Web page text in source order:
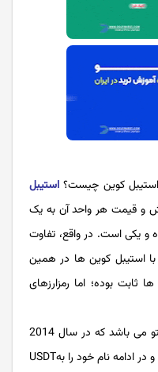
استیبل کوین چیست؟ استیبل
و قیمت هر واحد آن به یک
و یکی است. در واقع، تفاوت
با استیبل کوین ها در همین
بوده؛ اما رمزارزهای
تتر یکی از استیبل کوین های بازار کریپتو می باشد که در سال 2014
فعالیت خود را با نامRealcoin آغاز کرد و در ادامه نام خود را بهUSDT